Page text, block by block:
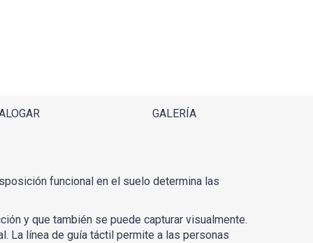
GALERÍA
funcional en el suelo determina las
y que también se puede capturar visualmente.
La línea de guía táctil permite a las personas